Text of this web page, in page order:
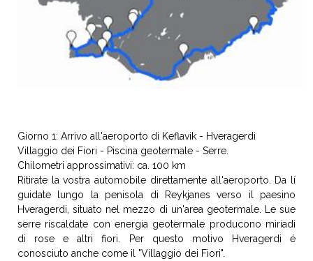
Giorno 1: Arrivo all'aeroporto di Keflavik - Hveragerdi
Villaggio dei Fiori - Piscina geotermale - Serre.
Chilometri approssimativi: ca. 100 km
Ritirate la vostra automobile direttamente all'aeroporto. Da lí
guidate lungo la penisola di Reykjanes verso il paesino
Hveragerdi, situato nel mezzo di un'area geotermale. Le sue
serre riscaldate con energia geotermale producono miriadi
di rose e altri fiori. Per questo motivo Hveragerdi é
conosciuto anche come il "Villaggio dei Fiori".